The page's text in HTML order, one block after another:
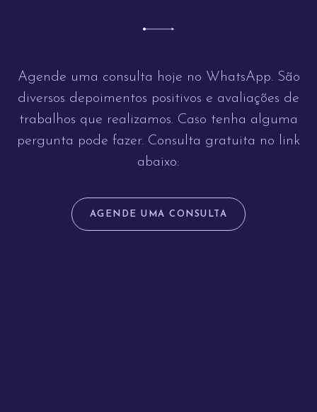
Agende uma consulta hoje no WhatsApp. São
diversos depoimentos positivos e avaliações de
trabalhos que realizamos. Caso tenha alguma
pergunta pode fazer. Consulta gratuita no link
abaixo:
AGENDE UMA CONSULTA